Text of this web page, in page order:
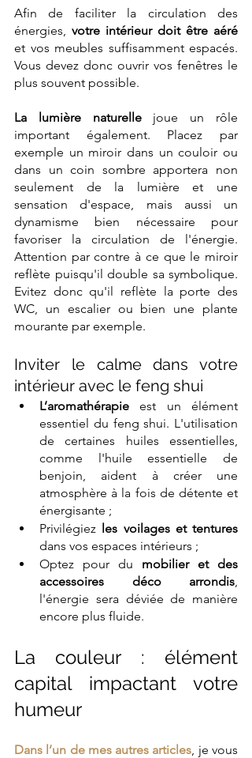
Afin de faciliter la circulation des
énergies,
et vos meubles suffisamment espacés.
Vous devez donc ouvrir vos fenêtres le
plus souvent possible.
La lumière naturelle joue un rôle
important également. Placez par
exemple un miroir dans un couloir ou
dans un coin sombre apportera non
seulement de la lumière et une
sensation d'espace, mais aussi un
dynamisme bien nécessaire pour
favoriser la circulation de l'énergie.
Attention par contre à ce que le miroir
reflète puisqu'il double sa symbolique.
Evitez donc qu'il reflète la porte des
WC, un escalier ou bien une plante
mourante par exemple.
Inviter le calme dans votre
intérieur avec le feng shui
L’aromathérapie est un élément
essentiel du feng shui. L'utilisation
de certaines huiles essentielles,
comme l'huile essentielle de
benjoin, aident à créer une
atmosphère à la fois de détente et
énergisante ;
Privilégiez les voilages et tentures
dans vos espaces intérieurs ;
Optez pour du mobilier et des
accessoires déco arrondis,
l'énergie sera déviée de manière
encore plus fluide.
La couleur : élément
capital impactant votre
humeur
Dans l’un de mes autres articles, je vous